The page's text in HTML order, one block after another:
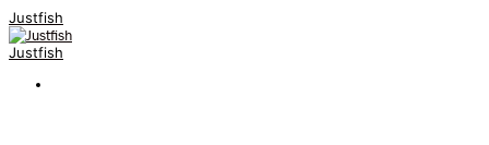
Justfish
Justfish